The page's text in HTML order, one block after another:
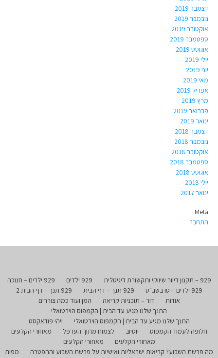
דצמבר 2019
נובמבר 2019
אוקטובר 2019
ספטמבר 2019
אוגוסט 2019
יולי 2019
יוני 2019
מאי 2019
אפריל 2019
מרץ 2019
פברואר 2019
ינואר 2019
דצמבר 2018
נובמבר 2018
אוקטובר 2018
ספטמבר 2018
אוגוסט 2018
יולי 2018
ינואר 2017
Meta
התחבר
929 – תקנון דיוור שיווקי ותקשורת דיגיטלית 929 ילדים
929 ילדים – חנוכה
929 ילדים – טו בשב"ט
929 תנך – דף הבית
929 תנך – דף הבית 2
אודות
דור – תוכניות קריאה
המן ועוד כמה צוררים
התנך שלנו מגיע עד הבית | הקמפוס הוירטואלי
התנך שלנו מגיע עד הבית | הקמפוס הוירטואלי
ויהי פודאקסט
חלופה לעמוד הקמפוס
יוטיוב לצמוח מתוך הערפל
מאחורי הקלעים
מאחורי הקלעים
מאחורי הקלעים
מה פרשת השבוע? קריאות ישראליות ואישיות על פרשת השבוע וההפטרה
מפות